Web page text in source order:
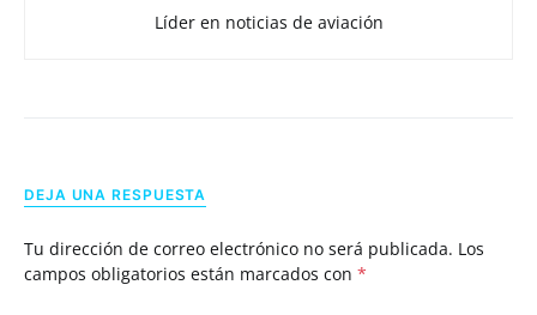
Líder en noticias de aviación
DEJA UNA RESPUESTA
Tu dirección de correo electrónico no será publicada. Los
campos obligatorios están marcados con *